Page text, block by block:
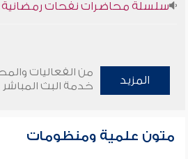
سلسلة محاضرات نفحات رمضانية
المزيد
من الفعاليات
خدمة البث المباشر
متون علمية ومنظومات